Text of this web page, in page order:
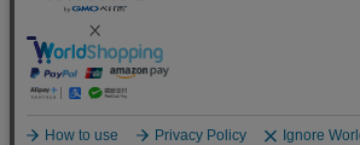
サイバー攻撃対策（GMO Flatt Security）
セキュリティ事業の軌跡